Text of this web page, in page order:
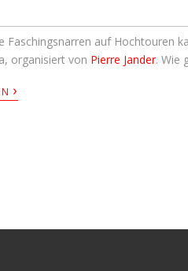
Faschingsnarren auf Hochtouren
organisiert von Pierre Jander. Wie
›